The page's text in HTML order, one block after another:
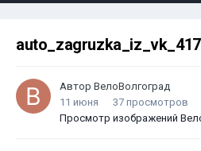
Автор ВелоВолгоград
11 июня
37 просмотров
Просмотр изображений